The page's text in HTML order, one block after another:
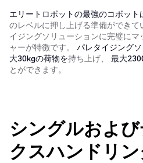
エリートロボットの最強のコボット
のレベルに押し上げる準備ができて
イジングソリューションに完璧に
ャーが特徴です。 パレタイジング
大30kgの荷物を持ち上げ、 最大
とができます。
シングルおよ
クスハンドリ